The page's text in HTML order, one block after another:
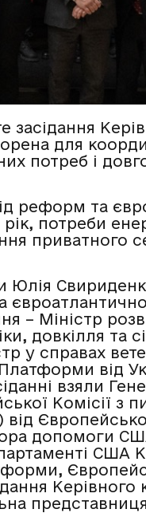
засідання
для
потреб і
реформ та
потреби
приватного
Юлія
– Міністр
довкілля та
у справах
від
взяли
Комісії з
допомоги
США
Керівного